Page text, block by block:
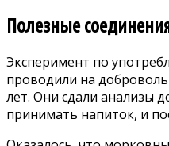
Полезные
Эксперимент по
проводили на
лет. Они сдали анализы
принимать напиток, и